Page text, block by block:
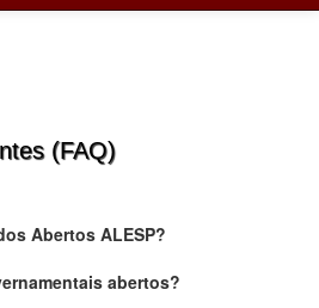
(FAQ)
Abertos ALESP?
abertos?